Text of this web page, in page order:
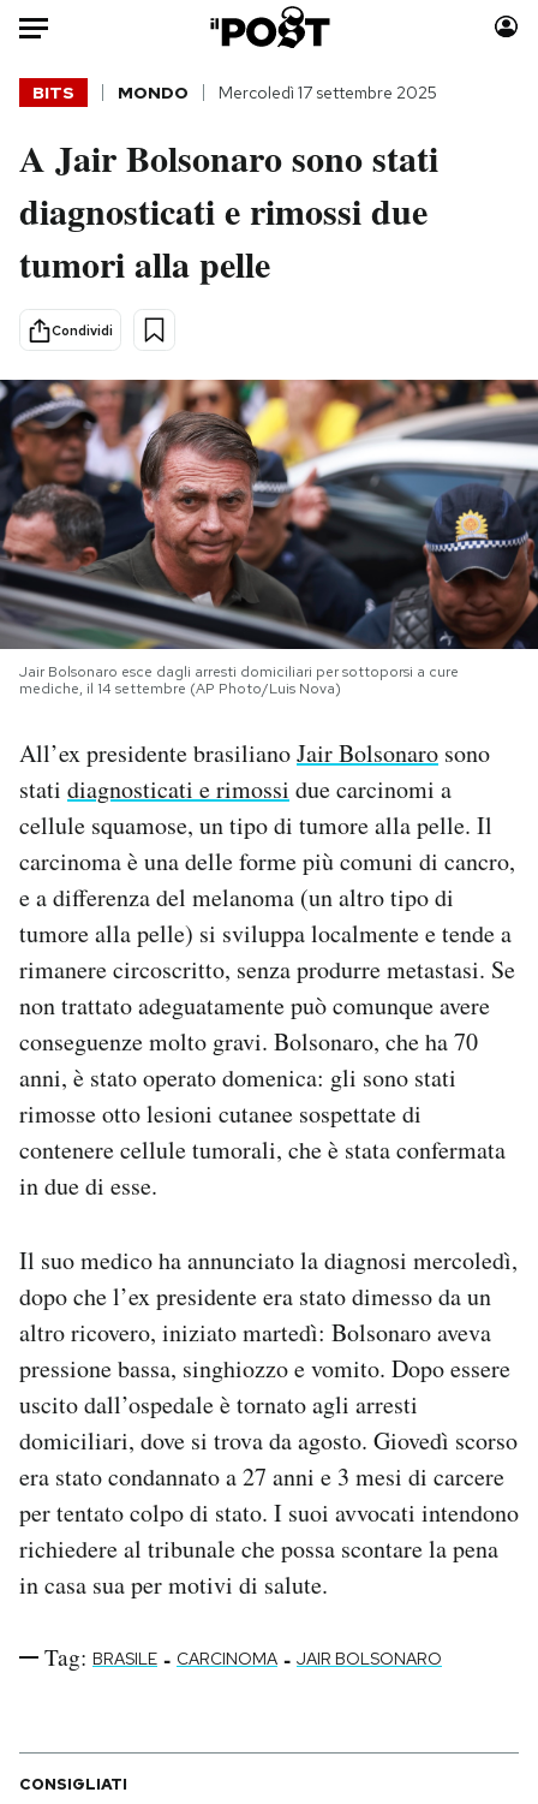
Auto
HOME
Mondo
Politica
Tecnologia
Internet
Cultura
Economia
Sport
Europa
Altrecose
Mondiali calcio 2026
PODCAST
NEWSLETTER
I MIEI PREFERITI
SHOP
CALENDARIO
AREA PERSONALE
Area Personale
Notifiche mobile
Regala il Post
Hai bisogno di aiuto?
Esci
BITS MONDO Mercoledì 17 settembre 2025
A Jair Bolsonaro sono stati
diagnosticati e rimossi due
tumori alla pelle
Condividi
Jair Bolsonaro esce dagli arresti domiciliari per sottoporsi a cure
mediche, il 14 settembre (AP Photo/Luis Nova)
All’ex presidente brasilianoJair Bolsonaro sono
stati diagnosticati e rimossi due carcinomi a
cellule squamose, un tipo di tumore alla pelle. Il
carcinoma è una delle forme più comuni di cancro,
e a differenza del melanoma (un altro tipo di
tumore alla pelle) si sviluppa localmente e tende a
rimanere circoscritto, senza produrre metastasi. Se
non trattato adeguatamente può comunque avere
conseguenze molto gravi. Bolsonaro, che ha 70
anni, è stato operato domenica: gli sono stati
rimosse otto lesioni cutanee sospettate di
contenere cellule tumorali, che è stata confermata
in due di esse.
Il suo medico ha annunciato la diagnosi mercoledì,
dopo che l’ex presidente era stato dimesso da un
altro ricovero, iniziato martedì: Bolsonaro aveva
pressione bassa, singhiozzo e vomito. Dopo essere
uscito dall’ospedale è tornato agli arresti
domiciliari, dove si trova da agosto. Giovedì scorso
era stato condannato a 27 anni e 3 mesi di carcere
per tentato colpo di stato. I suoi avvocati intendono
richiedere al tribunale che possa scontare la pena
in casa sua per motivi di salute.
Tag: BRASILE - CARCINOMA - JAIR BOLSONARO
CONSIGLIATI